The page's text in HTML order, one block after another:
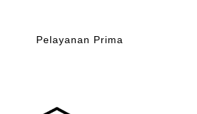
Pelayanan Prima